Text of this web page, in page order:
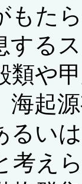
もた
する
類や
海起
るい
考え